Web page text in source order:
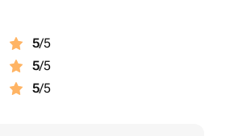
5/5
5/5
5/5